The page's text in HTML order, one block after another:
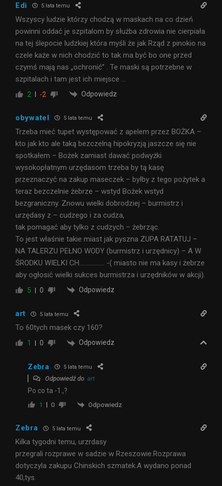
Edi 5 lata temu
Wszyscy ludzie którzy chodzą w maskach na co dzień
powinni oddać je szpitalom by służba zdrowia nie cierpiała
na tej ślepocie ludzkiej która myśli że jak Rząd z pinokio na
czele każe w nich chodzić to tak ma być bo one przed
czymś mają nas „ochronić” . Te maski są potrzebne w
szpitalach i tam jest ich miejsce …
2 -2 Odpowiedz
obywatel 5 lata temu
Trzeba mieć tupet występować z apelem przez BOŻKA –
kto jak kto ale taką bezczelną hipokryzją jaszcze się nie
spotkałem – Bożek zamiast dawać podwyżki
wysokopłatnym urzędasom trzeba by tą kasę
przeznaczyć na zakup maseczek – byłby z tego pożytek a
teraz bezczelnie żebrze – wstyd Bożek wstyd
bezgraniczny. Znowu wielki dobrodziej – burmistrz i
urzędasy z – cudzego i za cudza,
tak pomagać aby tylko z cudzych – żebrząc.
To jest właśnie takie miast jak pyszna ZUPA RATATUJ –
NA TALERZU PEŁNO WODY (burmistrz i urzędnicy) – A W
ŚRODKU WIELKI CH…………….. -( miasto nie ma kasy i żebrze
aby ogłosić wielki sukces burmistrza i urzędników w akcji).
5 0 Odpowiedz
art 5 lata temu
To 60tych masek czy 160?
1 0 Odpowiedz
Zebra 5 lata temu
Odpowiedź do art
Po co ta -1.,?
1 0 Odpowiedz
Zebra 5 lata temu
Kilka tygodni temu, urzrdasy
przegrali rozprawe w sadzie w Rzeszowie.Rozprawa
dotyczyla zakupu Chinskich szmatek.A wydano ponad
40,tys.